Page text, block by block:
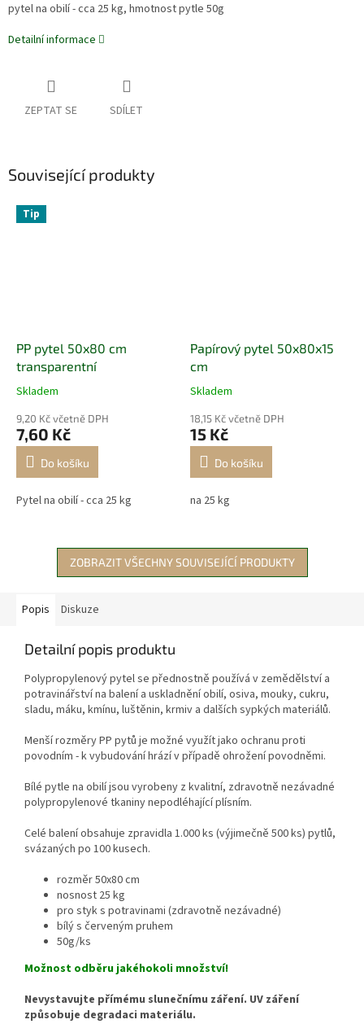
pytel na obilí - cca 25 kg, hmotnost pytle 50g
Detailní informace
ZEPTAT SE SDÍLET
Související produkty
Tip
PP pytel 50x80 cm
transparentní
Skladem
9,20 Kč včetně DPH
7,60 Kč
Do košíku
Pytel na obilí - cca 25 kg
Papírový pytel 50x80x15
cm
Skladem
18,15 Kč včetně DPH
15 Kč
Do košíku
na 25 kg
ZOBRAZIT VŠECHNY SOUVISEJÍCÍ PRODUKTY
Popis Diskuze
Detailní popis produktu
Polypropylenový pytel se přednostně používá v zemědělství a
potravinářství na balení a uskladnění obilí, osiva, mouky, cukru,
sladu, máku, kmínu, luštěnin, krmiv a dalších sypkých materiálů.
Menší rozměry PP pytů je možné využít jako ochranu proti
povodním - k vybudování hrází v případě ohrožení povodněmi.
Bílé pytle na obilí jsou vyrobeny z kvalitní, zdravotně nezávadné
polypropylenové tkaniny nepodléhající plísním.
Celé balení obsahuje zpravidla 1.000 ks (výjimečně 500 ks) pytlů,
svázaných po 100 kusech.
rozměr 50x80 cm
nosnost 25 kg
pro styk s potravinami (zdravotně nezávadné)
bílý s červeným pruhem
50g/ks
Možnost odběru jakéhokoli množství!
Nevystavujte přímému slunečnímu záření. UV záření
způsobuje degradaci materiálu.